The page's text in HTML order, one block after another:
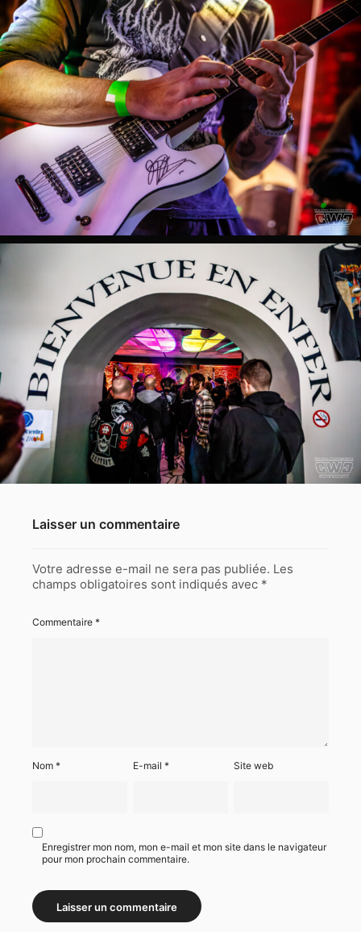
Laisser un commentaire
Votre adresse e-mail ne sera pas publiée. Les
champs obligatoires sont indiqués avec *
Commentaire *
Nom * E-mail* Site web
Enregistrer mon nom, mon e-mail et mon site dans le navigateur
pour mon prochain commentaire.